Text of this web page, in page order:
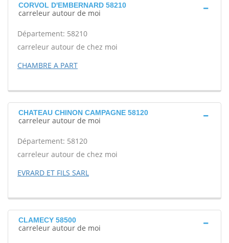
CORVOL D'EMBERNARD 58210
carreleur autour de moi
Département: 58210
carreleur autour de chez moi
CHAMBRE A PART
CHATEAU CHINON CAMPAGNE 58120
carreleur autour de moi
Département: 58120
carreleur autour de chez moi
EVRARD ET FILS SARL
CLAMECY 58500
carreleur autour de moi